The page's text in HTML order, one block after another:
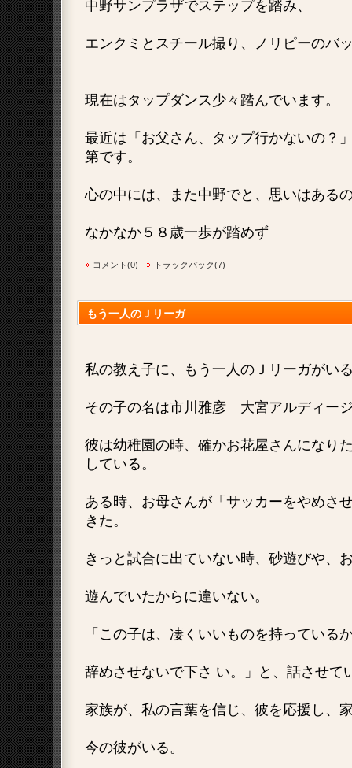
中野サンプラザでステップを踏み、
エンクミとスチール撮り、ノリピーのバ
現在はタップダンス少々踏んでいます。
最近は「お父さん、タップ行かないの？
第です。
心の中には、また中野でと、思いはある
なかなか５８歳一歩が踏めず
コメント(0) トラックバック(7)
もう一人のＪリーガ
私の教え子に、もう一人のＪリーガがい
その子の名は市川雅彦 大宮アルディー
彼は幼稚園の時、確かお花屋さんになり
している。
ある時、お母さんが「サッカーをやめさ
きた。
きっと試合に出ていない時、砂遊びや、
遊んでいたからに違いない。
「この子は、凄くいいものを持っている
辞めさせないで下さ い。」と、話させて
家族が、私の言葉を信じ、彼を応援し、
今の彼がいる。